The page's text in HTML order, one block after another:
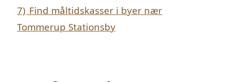
7) Find måltidskasser i byer nær
Tommerup Stationsby